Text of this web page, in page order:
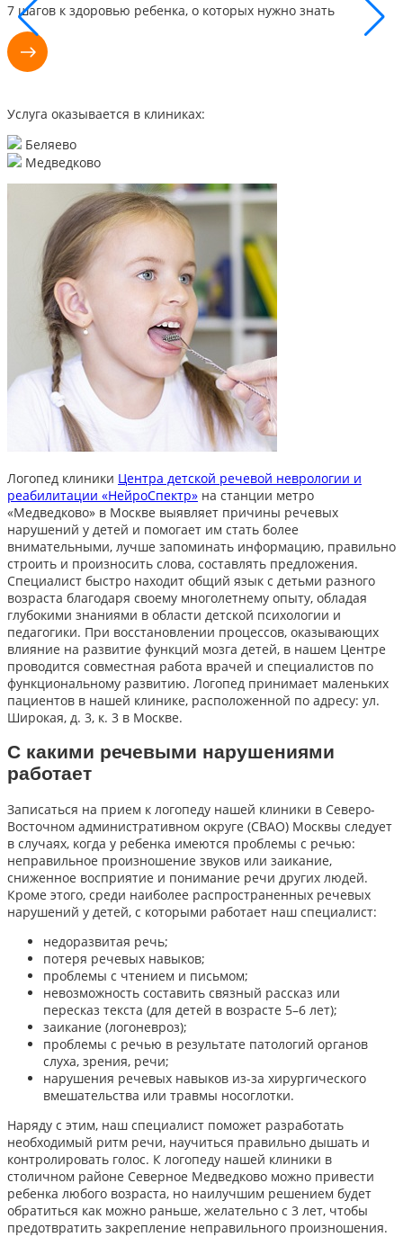
нужно знать
Каждый день мы видим успехи
поэтому уверены, что сможем
Услуга оказывается в клиниках:
Беляево
Медведково
Логопед клиники Центра детской речевой неврологии и
реабилитации «НейроСпектр» на станции метро
«Медведково» в Москве выявляет причины речевых
нарушений у детей и помогает им стать более
внимательными, лучше запоминать информацию, правильно
строить и произносить слова, составлять предложения.
Специалист быстро находит общий язык с детьми разного
возраста благодаря своему многолетнему опыту, обладая
глубокими знаниями в области детской психологии и
педагогики. При восстановлении процессов, оказывающих
влияние на развитие функций мозга детей, в нашем Центре
проводится совместная работа врачей и специалистов по
функциональному развитию. Логопед принимает маленьких
пациентов в нашей клинике, расположенной по адресу: ул.
Широкая, д. 3, к. 3 в Москве.
С какими речевыми нарушениями
работает
Записаться на прием к логопеду нашей клиники в Северо-
Восточном административном округе (СВАО) Москвы следует
в случаях, когда у ребенка имеются проблемы с речью:
неправильное произношение звуков или заикание,
сниженное восприятие и понимание речи других людей.
Кроме этого, среди наиболее распространенных речевых
нарушений у детей, с которыми работает наш специалист:
недоразвитая речь;
потеря речевых навыков;
проблемы с чтением и письмом;
невозможность составить связный рассказ или
пересказ текста (для детей в возрасте 5–6 лет);
заикание (логоневроз);
проблемы с речью в результате патологий органов
слуха, зрения, речи;
нарушения речевых навыков из-за хирургического
вмешательства или травмы носоглотки.
Наряду с этим, наш специалист поможет разработать
необходимый ритм речи, научиться правильно дышать и
контролировать голос. К логопеду нашей клиники в
столичном районе Северное Медведково можно привести
ребенка любого возраста, но наилучшим решением будет
обратиться как можно раньше, желательно с 3 лет, чтобы
предотвратить закрепление неправильного произношения.